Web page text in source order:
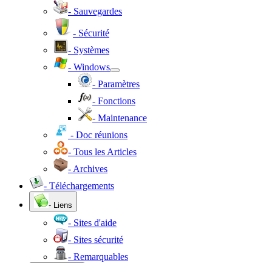
- Sauvegardes
- Sécurité
- Systèmes
- Windows
- Paramètres
- Fonctions
- Maintenance
- Doc réunions
- Tous les Articles
- Archives
- Téléchargements
- Liens
- Sites d'aide
- Sites sécurité
- Remarquables